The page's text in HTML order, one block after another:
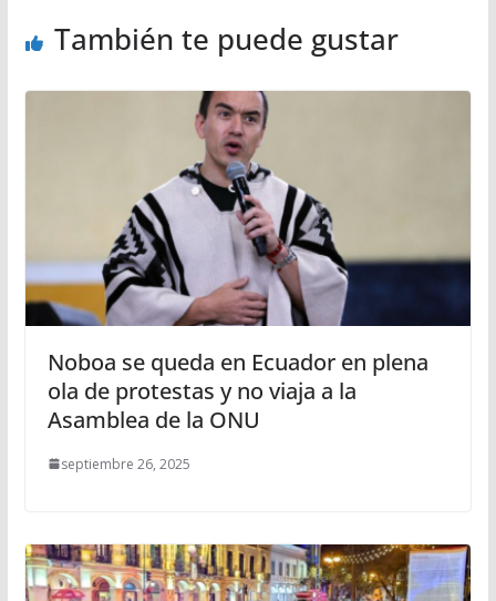
También te puede gustar
Noboa se queda en Ecuador en plena
ola de protestas y no viaja a la
Asamblea de la ONU
septiembre 26, 2025